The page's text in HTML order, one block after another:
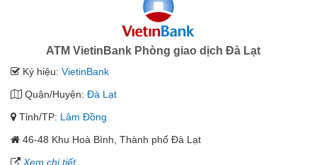
ATM VietinBank Phòng giao dịch Đà Lạt
Ký hiệu: VietinBank
Quận/Huyện: Đà Lạt
Tỉnh/TP: Lâm Đồng
46-48 Khu Hoà Bình, Thành phố Đà Lạt
Xem chi tiết